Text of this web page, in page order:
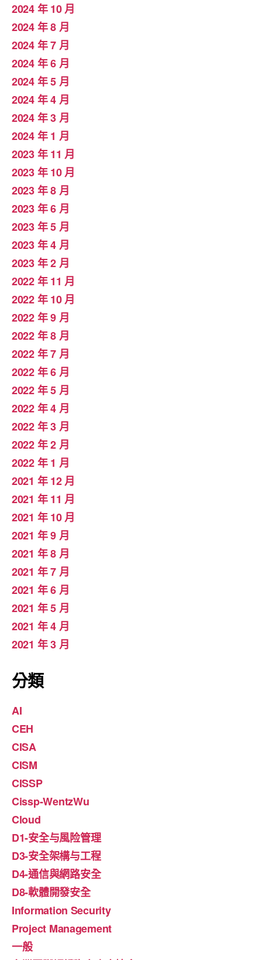
2024 年 10 月
2024 年 8 月
2024 年 7 月
2024 年 6 月
2024 年 5 月
2024 年 4 月
2024 年 3 月
2024 年 1 月
2023 年 11 月
2023 年 10 月
2023 年 8 月
2023 年 6 月
2023 年 5 月
2023 年 4 月
2023 年 2 月
2022 年 11 月
2022 年 10 月
2022 年 9 月
2022 年 8 月
2022 年 7 月
2022 年 6 月
2022 年 5 月
2022 年 4 月
2022 年 3 月
2022 年 2 月
2022 年 1 月
2021 年 12 月
2021 年 11 月
2021 年 10 月
2021 年 9 月
2021 年 8 月
2021 年 7 月
2021 年 6 月
2021 年 5 月
2021 年 4 月
2021 年 3 月
分類
AI
CEH
CISA
CISM
CISSP
Cissp-WentzWu
Cloud
D1-安全与風险管理
D3-安全架構与工程
D4-通信與網路安全
D8-軟體開發安全
Information Security
Project Management
一般